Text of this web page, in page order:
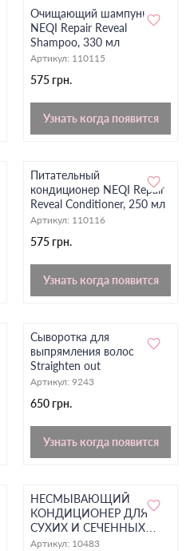
Очищающий шампунь
NEQI Repair Reveal
Shampoo, 330 мл
Артикул: 110115
575 грн.
Узнать когда появится
Питательный
кондиционер NEQI Repair
Reveal Conditioner, 250 мл
Артикул: 110116
575 грн.
Узнать когда появится
Сыворотка для
выпрямления волос
Straighten out
Артикул: 9243
650 грн.
Узнать когда появится
НЕСМЫВАЮЩИЙ
КОНДИЦИОНЕР ДЛЯ
СУХИХ И СЕЧЕННЫХ
КОНЧИКОВ ВОЛОС TIGI
Артикул: 10483